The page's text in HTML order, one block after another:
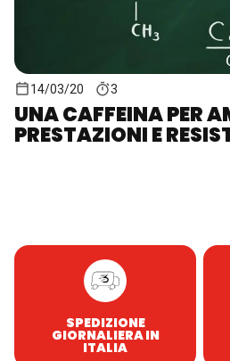
14/03/20 3
UNA CAFFEINA PER
PRESTAZIONI E
SPEDIZIONE
GIORNALIERA IN
ITALIA